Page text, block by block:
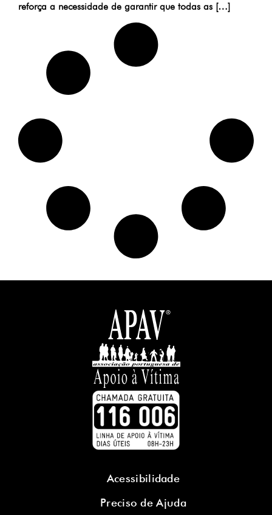
reforça a necessidade de garantir que todas as […]
Acessibilidade
Preciso de Ajuda